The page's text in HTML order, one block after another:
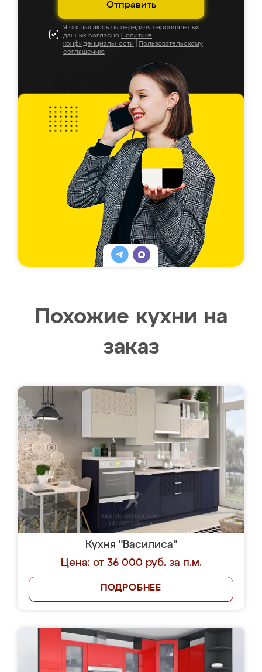
Отправить
Я соглашаюсь на передачу персональных
данных согласно Политике
конфиденциальности
Пользовательскому
соглашению
Похожие кухни на
заказ
Кухня "Василиса"
Цена: от 36 000 руб. за п.м.
ПОДРОБНЕЕ